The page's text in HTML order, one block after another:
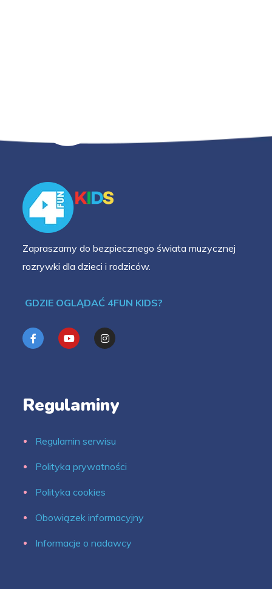
Zapraszamy do bezpiecznego świata muzycznej
rozrywki dla dzieci i rodziców.
GDZIE OGLĄDAĆ 4FUN KIDS?
Regulaminy
Regulamin serwisu
Polityka prywatności
Polityka cookies
Obowiązek informacyjny
Informacje o nadawcy